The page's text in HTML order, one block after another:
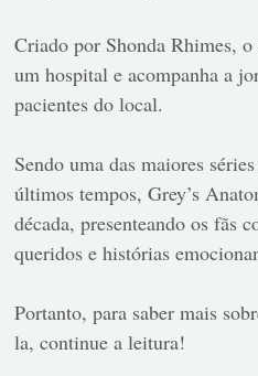
Criado por Shonda Rhimes,
um hospital e acompanha a
pacientes do local.
Sendo uma das maiores
últimos tempos, Grey’s
década, presenteando os fãs
queridos e histórias
Portanto, para saber mais
la, continue a leitura!